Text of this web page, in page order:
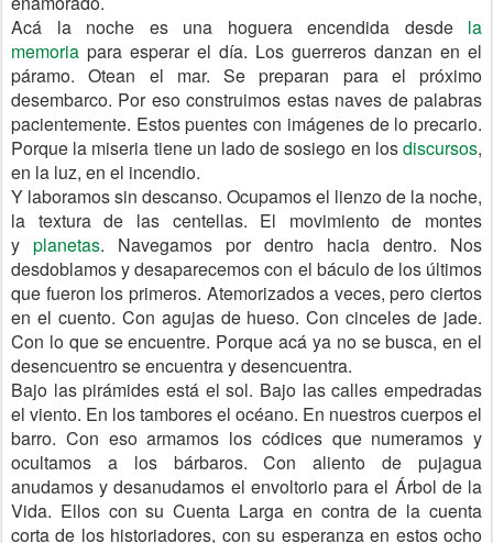
Acá la noche es una hoguera encendida desde la
memoria para esperar el día. Los guerreros danzan en el
páramo. Otean el mar. Se preparan para el próximo
desembarco. Por eso construimos estas naves de palabras
pacientemente. Estos puentes con imágenes de lo precario.
Porque la miseria tiene un lado de sosiego en losdiscursos,
en la luz, en el incendio.
Y laboramos sin descanso. Ocupamos el lienzo de la noche,
la textura de las centellas. El movimiento de montes
y planetas. Navegamos por dentro hacia dentro. Nos
desdoblamos y desaparecemos con el báculo de los últimos
que fueron los primeros. Atemorizados a veces, pero ciertos
en el cuento. Con agujas de hueso. Con cinceles de jade.
Con lo que se encuentre. Porque acá ya no se busca, en el
desencuentro se encuentra y desencuentra.
Bajo las pirámides está el sol. Bajo las calles empedradas
el viento. En los tambores el océano. En nuestros cuerpos el
barro. Con eso armamos los códices que numeramos y
ocultamos a los bárbaros. Con aliento de pujagua
anudamos y desanudamos el envoltorio para el Árbol de la
Vida. Ellos con su Cuenta Larga en contra de la cuenta
corta de los historiadores, con su esperanza en estos ocho